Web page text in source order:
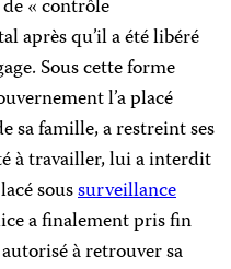
« contrôle
aprèsqu’il a été libéré
Sous cette forme
l’a placé
sa famille, a restreint ses
à travailler, lui a interdit
soussurveillance
a finalement pris fin
à retrouver sa